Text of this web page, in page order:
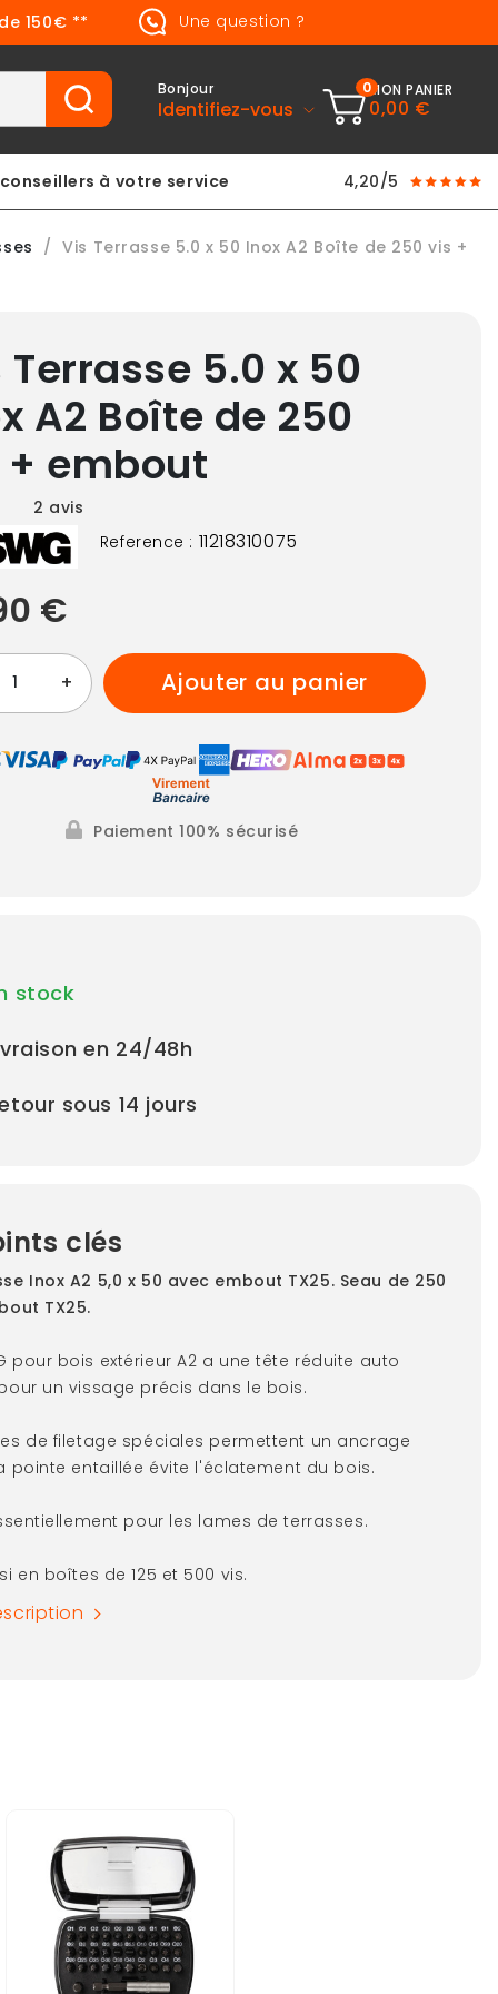
150€ ** Une question ?
Bonjour
Identifiez-vous
0MON PANIER
0,00 €
à votre service 4,20/5
Vis Terrasse 5.0 x 50 Inox A2 Boîte de 250 vis +
Terrasse 5.0 x 50
A2 Boîte de 250
embout
2 avis
Reference : 11218310075
€
+ ajouter au panier
Paiement 100% sécurisé
stock
en 24/48h
sous 14 jours
clés
Inox A2 5,0 x 50 avec embout TX25. Seau de 250
TX25.
pour bois extérieur A2 a une tête réduite auto
un vissage précis dans le bois.
de filetage spéciales permettent un ancrage
pointe entaillée évite l'éclatement du bois.
pour les lames de terrasses.
en boîtes de 125 et 500 vis.